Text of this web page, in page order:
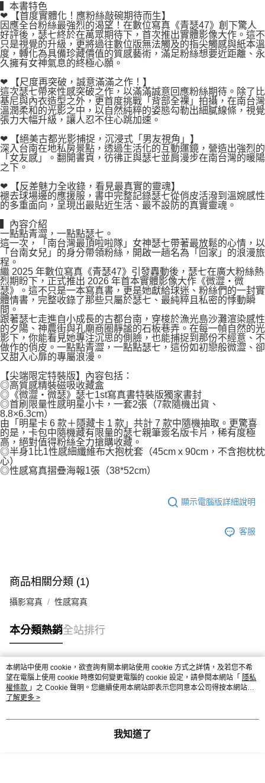
▍本書特色
❤ 【首度實體化！應粉絲敲碗期待而生】
因應全台粉絲最強烈的渴望！在數位寫真《青瑟47》創下驚人
好評後，瑟七終於在萬眾期待下，首次推出實體影像大作。這不
只是視覺的升級，更將過往數位版無法觸及的指尖觸感與紙本溫
度，轉化為具備珍藏價值的質感藝術，滿足粉絲想要近距離、永
久擁有女神氣息的終極心願。
❤ 【尺度再突破，誠意滿滿之作！】
這次瑟七帶來性感突破之作，以滿滿誠意回應粉絲期待。除了比
基尼與內衣造型之外，更首度挑戰「背部全裸」拍攝，在南台灣
溫潤柔和的光影之中，以自然純粹的姿態勾勒出細膩線條，視覺
張力大幅升級，讓人忍不住心跳加速。
❤ 【絕美古都光影捕捉，沉浸式「男友視角」】
深入台南在地私房景點，透過生活化的互動運鏡，營造出強烈的
「女友感」。翻開書頁，彷彿正與瑟七並肩漫步在南台灣的暖陽
之下。
❤ 【反差魅力全收錄，看見最真實的靈魂】
褪去球場邊的應援服，書中完整記錄瑟七從俏皮活潑到溫婉感性
的多重面向，呈現出最貼近生活、最不設防的真實靈魂。
▍內容介紹
一點點青澀，一點點瑟七。
這一次，「南台灣最頂啦啦隊」女神瑟七帶著最放鬆的心情，以
「台南女兒」的身分帶領粉絲，開啟一趟名為「回家」的浪漫旅
程。
繼 2025 年數位寫真《青瑟47》引發轟動後，瑟七在廣大粉絲熱
烈期盼下，正式推出 2026 年首本實體影像大作《微澀・微
瑟》。這不只是一本寫真書，更是她獻給球迷、粉絲們的一封實
體情書，完整收錄了那些只屬於瑟七、最純粹且私密的悸動瞬
間。
跟著瑟七走進自小成長的古都台南，穿梭於漁光島沙灘渲染感性
的夕陽、神農街與孔廟商圈靜謐的石板巷弄。在每一幀自然的光
影下，你能看見她專注沉思的側臉，也能捕捉到那份不經意、不
做作的俏皮。一點點青澀，一點點瑟七，這份如初戀般微澀、卻
又甜入心扉的專屬浪漫。
【尖端限定特裝版】內容包括：
◎高質感精裝磁吸收藏盒
◎《微澀・微瑟》瑟七1st寫真書特裝版獨家書封
◎首刷限量性感明星小卡，一套2張（7款隨機出貨、
8.8×6.3cm）
由「明星卡 6 款＋隱藏卡 1 款」共計 7 款中隨機抽取。更驚喜
的是，卡包中隨機藏有限量的瑟七親筆簽名版卡片，稀有度極
高，絕對值得粉絲全力搶購收藏。
◎半身1比1性感細纖維布大抱枕套（45cm x 90cm，不含抱枕枕
心）
◎性感寫真摺疊海報1張（38*52cm）
顯示電腦版詳細說明
客服
商品相關分類 (1)
攝影寫真 性感寫真
本分類熱銷全站排行
熱門標籤
本網站中使用 cookie，欲查詢有關本網站使用 cookie 方式之詳情，及若您不希
望在電腦上使用 cookie 時應如何變更電腦的 cookie 設定，請參閱本網站「 隱私
權條款 」之 Cookie 聲明。您繼續使用本網站即表示您同意本公司得按本網站使
用條款之 Cookie 聲明使用 cookie。
了解更多 >
我知道了